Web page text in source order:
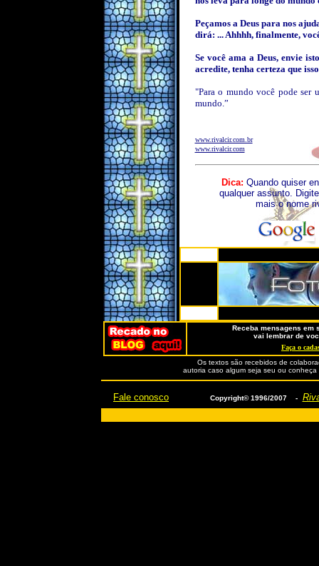
Peçamos a Deus para nos
dirá: ... Ahhhh, finalmente,
Se você ama a Deus, envie
acredite, tenha certeza que
"Para o mundo você pode ser
mundo.”
www.rivalcir.com.br
www.rivalcir.com
Dica: Quando quiser
qualquer assunto.
mais o nome
Receba mensagens em
vai lembrar de
Faça o
Os textos são recebidos de
autoria caso algum seja seu ou
Fale conosco Copyright© 1996/2007 -